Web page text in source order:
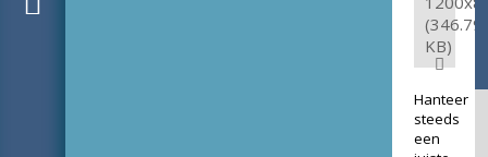
(346.79
KB)
Hanteer
steeds
een